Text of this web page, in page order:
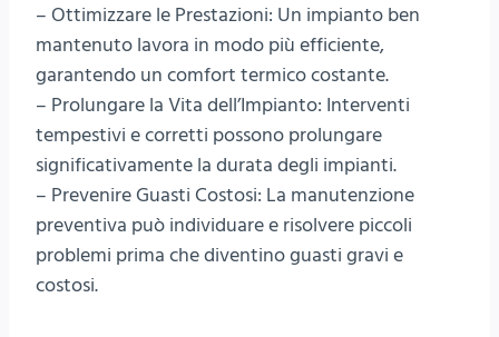
– Ottimizzare le Prestazioni: Un impianto ben
mantenuto lavora in modo più efficiente,
garantendo un comfort termico costante.
– Prolungare la Vita dell’Impianto: Interventi
tempestivi e corretti possono prolungare
significativamente la durata degli impianti.
– Prevenire Guasti Costosi: La manutenzione
preventiva può individuare e risolvere piccoli
problemi prima che diventino guasti gravi e
costosi.